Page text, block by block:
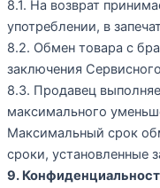
8.1. На возврат
употреблении, в
8.2. Обмен товара с
заключения
8.3. Продавец
максимального
Максимальный срок
сроки, установленные
9.